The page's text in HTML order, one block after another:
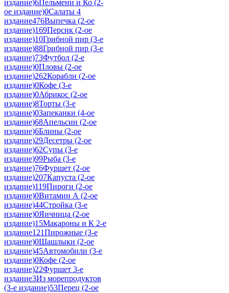
издание)6Пельмени и Ко (2-
ое издание)0Салаты 4
издание476Выпечка (2-ое
издание)169Персик (2-ое
издание)10Грибной пир (3-е
издание)88Грибной пир (3-е
издание)73Футбол (2-е
издание)0Пловы (2-ое
издание)262Корабли (2-ое
издание)0Кофе (3-е
издание)0Абрикос (2-ое
издание)8Торты (3-е
издание)0Запеканки (4-ое
издание)68Апельсин (2-ое
издание)6Блины (2-ое
издание)29Десетры (2-ое
издание)62Супы (3-е
издание)99Рыба (3-е
издание)76Фуршет (2-ое
издание)207Капуста (2-ое
издание)119Пироги (2-ое
издание)0Витамин А (2-ое
издание)44Стройка (3-е
издание)0Яичница (2-ое
издание)15Макароны и К 2-е
издание121Пирожные (3-е
издание)0Шашлыки (2-ое
издание)45Автомобили (3-е
издание)0Кофе (2-ое
издание)22Фуршет 3-е
издание3Из морепродуктов
(3-е издание)53Перец (2-ое